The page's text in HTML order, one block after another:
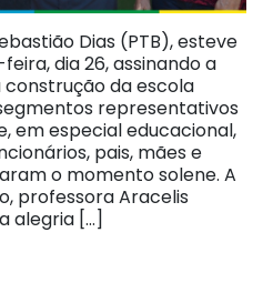
Dias (PTB), esteve
dia 26, assinando a
da escola
representativos
em especial educacional,
pais, mães e
o momento solene. A
professora Aracelis
alegria […]